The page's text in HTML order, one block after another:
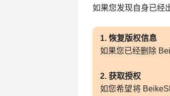
如果您发现自身已经
1. 恢复版权信息
如果您已经删除
2. 获取授权
如您希望将